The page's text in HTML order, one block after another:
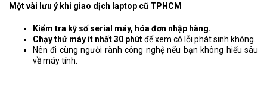
Một vài lưu ý khi giao dịch laptop cũ TPHCM
Kiểm tra kỹ số serial máy, hóa đơn nhập hàng.
Chạy thử máy ít nhất 30 phútđể xem có lỗi phát sinh không.
Nên đi cùng người rành công nghệ nếu bạn không hiểu sâu
về máy tính.